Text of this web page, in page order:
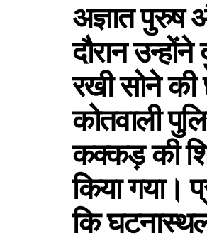
अज्ञात पुरुष
दौरान
रखी सोने की
कोतवाली
कक्कड़ की
किया गया।
कि